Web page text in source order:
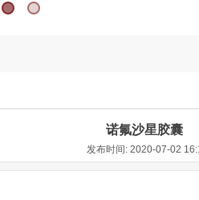
诺氟沙星胶囊
发布时间: 2020-07-02